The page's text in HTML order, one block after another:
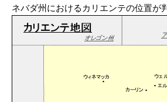
ネバダ州におけるカリエンテの位置が